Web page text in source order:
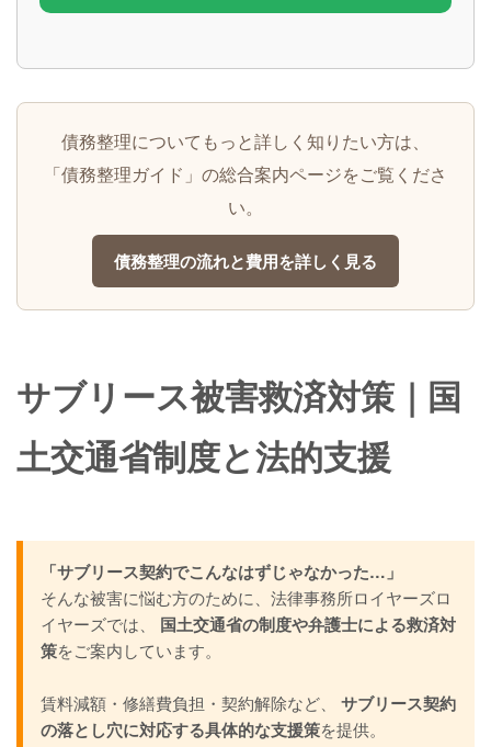
債務整理についてもっと詳しく知りたい方は、
「債務整理ガイド」の総合案内ページをご覧くださ
い。
債務整理の流れと費用を詳しく見る
サブリース被害救済対策｜国
土交通省制度と法的支援
「サブリース契約でこんなはずじゃなかった…」
そんな被害に悩む方のために、法律事務所ロイヤーズロ
イヤーズでは、 国土交通省の制度や弁護士による救済対
策をご案内しています。
賃料減額・修繕費負担・契約解除など、 サブリース契約
の落とし穴に対応する具体的な支援策を提供。